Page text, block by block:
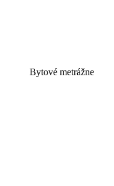
Bytové metrážne